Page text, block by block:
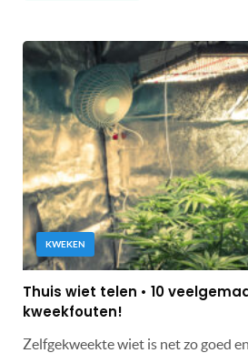
KWEKEN
Thuis wiet telen • 10
kweekfouten!
Zelfgekweekte wiet is net zo goed